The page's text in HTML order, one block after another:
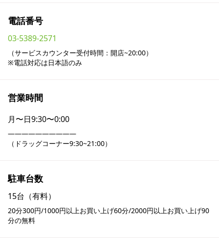
電話番号
03-5389-2571
（サービスカウンター受付時間：開店~20:00）
※電話対応は日本語のみ
営業時間
月〜日9:30〜0:00
――――――――――
（ドラッグコーナー9:30~21:00）
駐車台数
15台（有料）
20分300円/1000円以上お買い上げ60分/2000円以上お買い上げ90
分の無料